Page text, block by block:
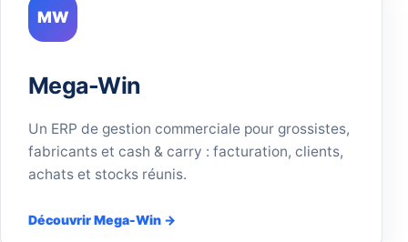
MW
Mega-Win
Un ERP de gestion commerciale pour grossistes,
fabricants et cash & carry : facturation, clients,
achats et stocks réunis.
Découvrir Mega-Win →